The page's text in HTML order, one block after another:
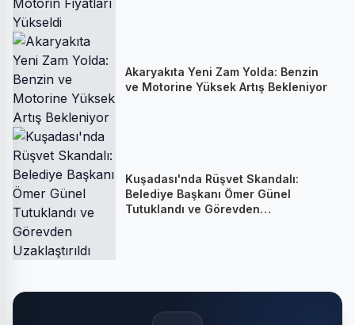
Akaryakıta Yeni Zam Yolda: Benzin
ve Motorine Yüksek Artış Bekleniyor
Kuşadası'nda Rüşvet Skandalı:
Belediye Başkanı Ömer Günel
Tutuklandı ve Görevden